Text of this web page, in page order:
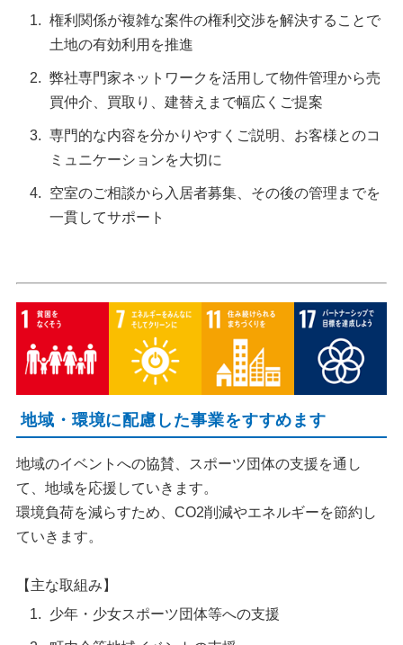
権利関係が複雑な案件の権利交渉を解決することで
土地の有効利用を推進
弊社専門家ネットワークを活用して物件管理から売
買仲介、買取り、建替えまで幅広くご提案
専門的な内容を分かりやすくご説明、お客様とのコ
ミュニケーションを大切に
空室のご相談から入居者募集、その後の管理までを
一貫してサポート
地域・環境に配慮した事業をすすめます
地域のイベントへの協賛、スポーツ団体の支援を通し
て、地域を応援していきます。
環境負荷を減らすため、CO2削減やエネルギーを節約し
ていきます。
【主な取組み】
少年・少女スポーツ団体等への支援